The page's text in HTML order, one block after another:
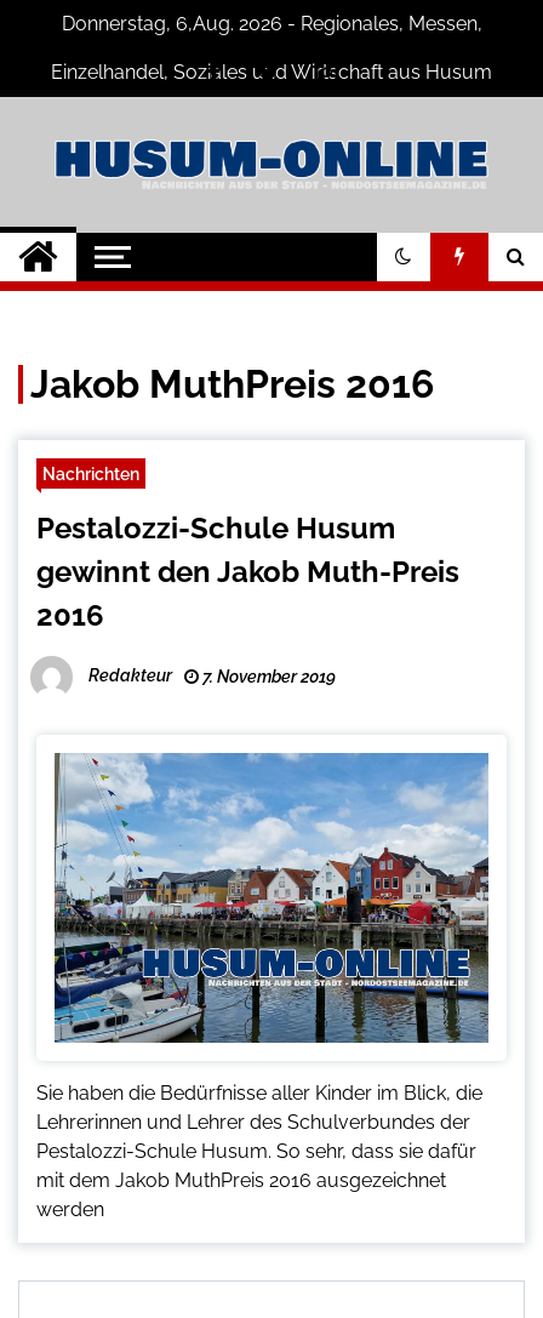
content
Donnerstag, 6,Aug. 2026 - Regionales, Messen,
Einzelhandel, Soziales und Wirtschaft aus Husum
Husum-Online
Nachrichten
Nachrichten und Events für Husum
und Umgebung
Jakob MuthPreis 2016
Nachrichten
Pestalozzi-Schule Husum
gewinnt den Jakob Muth-Preis
2016
Redakteur 7. November 2019
Sie haben die Bedürfnisse aller Kinder im Blick, die
Lehrerinnen und Lehrer des Schulverbundes der
Pestalozzi-Schule Husum. So sehr, dass sie dafür
mit dem Jakob MuthPreis 2016 ausgezeichnet
werden